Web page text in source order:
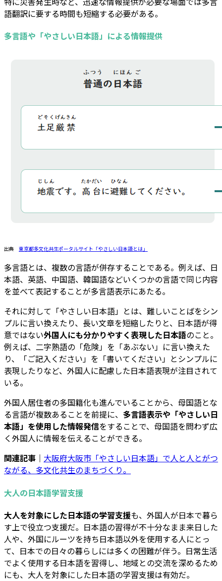
語翻訳に要する時間も短縮する必要がある。
多言語や「やさしい日本語」による情報提供
出典 東京都多文化共生ポータルサイト「やさしい日本語とは」
多言語とは、複数の言語が併存することである。例えば、日
本語、英語、中国語、韓国語などいくつかの言語で同じ内容
を並べて表記することが多言語表示にあたる。
それに対して「やさしい日本語」とは、難しいことばをシン
プルに言い換えたり、長い文章を短縮したりと、日本語が得
意ではない外国人にも分かりやすく表現した日本語のこと。
例えば、二字熟語の「危険」を「あぶない」に言い換えた
り、「ご記入ください」を「書いてください」とシンプルに
表現したりなど、外国人に配慮した日本語表現が注目されて
いる。
外国人居住者の多国籍化も進んでいることから、母国語とな
る言語が複数あることを前提に、 多言語表示や「やさしい日
本語」を使用した情報発信をすることで、母国語を問わず広
く外国人に情報を伝えることができる。
関連記事｜ 大阪府大阪市「やさしい日本語」で人と人とがつ
ながる、多文化共生のまちづくり。
大人の日本語学習支援
大人を対象にした日本語の学習支援も、外国人が日本で暮ら
す上で役立つ支援だ。日本語の習得が不十分なまま来日した
人や、外国にルーツを持ち日本語以外を使用する人にとっ
て、日本での日々の暮らしには多くの困難が伴う。日常生活
でよく使用する日本語を習得し、地域との交流を深めるため
にも、大人を対象にした日本語の学習支援は有効だ。